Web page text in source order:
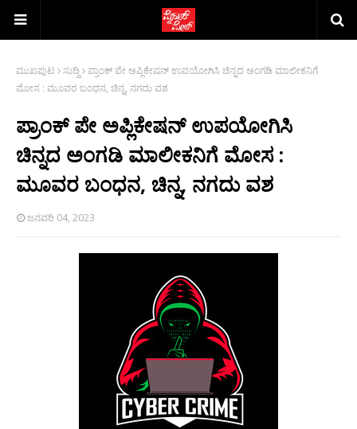
ಮುಖಪುಟ ಸುದ್ದಿ
ಪ್ರಾಂಕ್ ಪೇ ಅಪ್ಲಿಕೇಷನ್ ಉಪಯೋಗಿಸಿ ಚಿನ್ನದ ಅಂಗಡಿ ಮಾಲೀಕನಿಗೆ
ಮೋಸ : ಮೂವರ ಬಂಧನ, ಚಿನ್ನ, ನಗದು ವಶ
ಪ್ರಾಂಕ್ ಪೇ ಅಪ್ಲಿಕೇಷನ್ ಉಪಯೋಗಿಸಿ
ಚಿನ್ನದ ಅಂಗಡಿ ಮಾಲೀಕನಿಗೆ ಮೋಸ :
ಮೂವರ ಬಂಧನ, ಚಿನ್ನ, ನಗದು ವಶ
ಜನವರಿ 04, 2023